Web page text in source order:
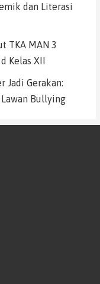
dan Literasi
TKA MAN 3
Kelas XII
Jadi Gerakan:
Bullying